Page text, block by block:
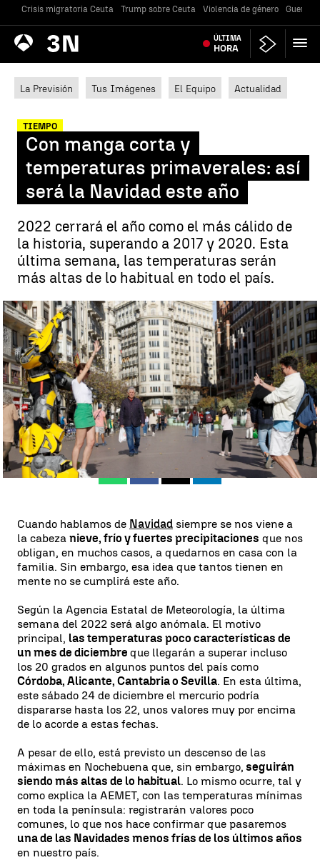
Crisis migratoria Ceuta Trump sobre Ceuta Violencia de género Guerra
Antena
3 Noticias ÚLTIMA
HORA
La Previsión Tus Imágenes El Equipo Actualidad
TIEMPO
Con manga corta y
temperaturas primaverales: así
será la Navidad este año
2022 cerrará el año como el más cálido de
la historia, superando a 2017 y 2020. Esta
última semana, las temperaturas serán
más altas de lo habitual en todo el país.
Así será el tiempo en Navidad |EFE
Juan A. Vargas
Actualizado:24 de diciembre de 2022, 18:23
Publicado:24 de diciembre de 2022, 12:07
WhatsappFacebook
X Linkedin
Cuando hablamos de Navidad siempre se nos viene a
la cabeza nieve, frío y fuertes precipitaciones que nos
obligan, en muchos casos, a quedarnos en casa con la
familia. Sin embargo, esa idea que tantos tienen en
mente no se cumplirá este año.
Según la Agencia Estatal de Meteorología, la última
semana del 2022 será algo anómala. El motivo
principal, las temperaturas poco características de
un mes de diciembre que llegarán a superar incluso
los 20 grados en algunos puntos del país como
Córdoba, Alicante, Cantabria o Sevilla. En esta última,
este sábado 24 de diciembre el mercurio podría
dispararse hasta los 22, unos valores muy por encima
de lo acorde a estas fechas.
A pesar de ello, está previsto un descenso de las
máximas en Nochebuena que, sin embargo, seguirán
siendo más altas de lo habitual. Lo mismo ocurre, tal y
como explica la AEMET, con las temperaturas mínimas
en toda la península: registrarán valores poco
comunes, lo que nos hace confirmar que pasaremos
una de las Navidades menos frías de los últimos años
en nuestro país.